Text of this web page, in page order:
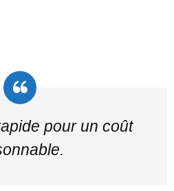
pour un coût